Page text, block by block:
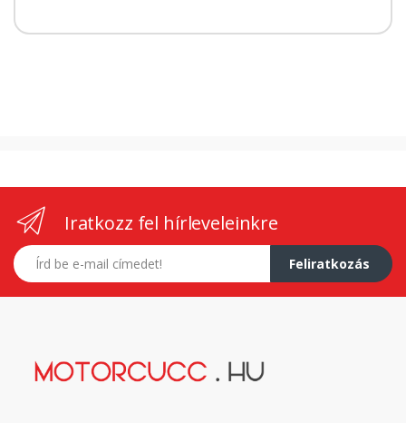
Iratkozz fel hírleveleinkre
E-mail címed
Feliratkozás